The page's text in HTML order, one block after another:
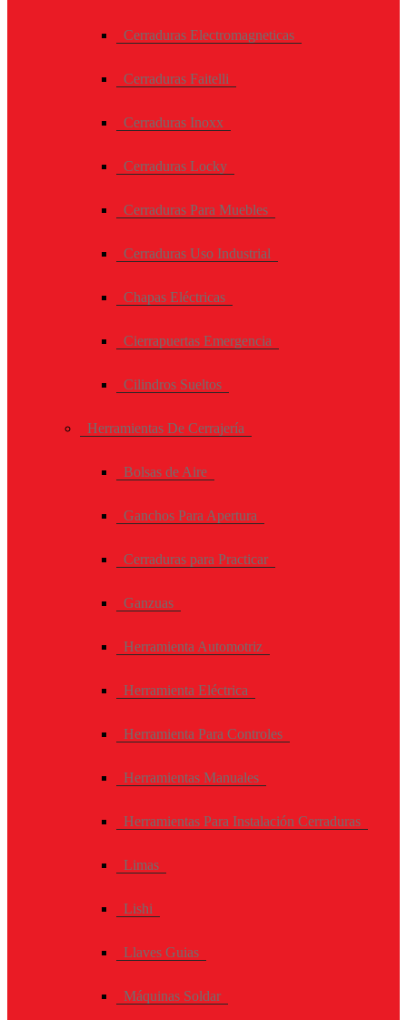
Cerraduras Electromagneticas
Cerraduras Faitelli
Cerraduras Inoxx
Cerraduras Locky
Cerraduras Para Muebles
Cerraduras Uso Industrial
Chapas Eléctricas
Cierrapuertas Emergencia
Cilindros Sueltos
Herramientas De Cerrajería
Bolsas de Aire
Ganchos Para Apertura
Cerraduras para Practicar
Ganzuas
Herramienta Automotriz
Herramienta Eléctrica
Herramienta Para Controles
Herramientas Manuales
Herramientas Para Instalación Cerraduras
Limas
Lishi
Llaves Guias
Máquinas Soldar